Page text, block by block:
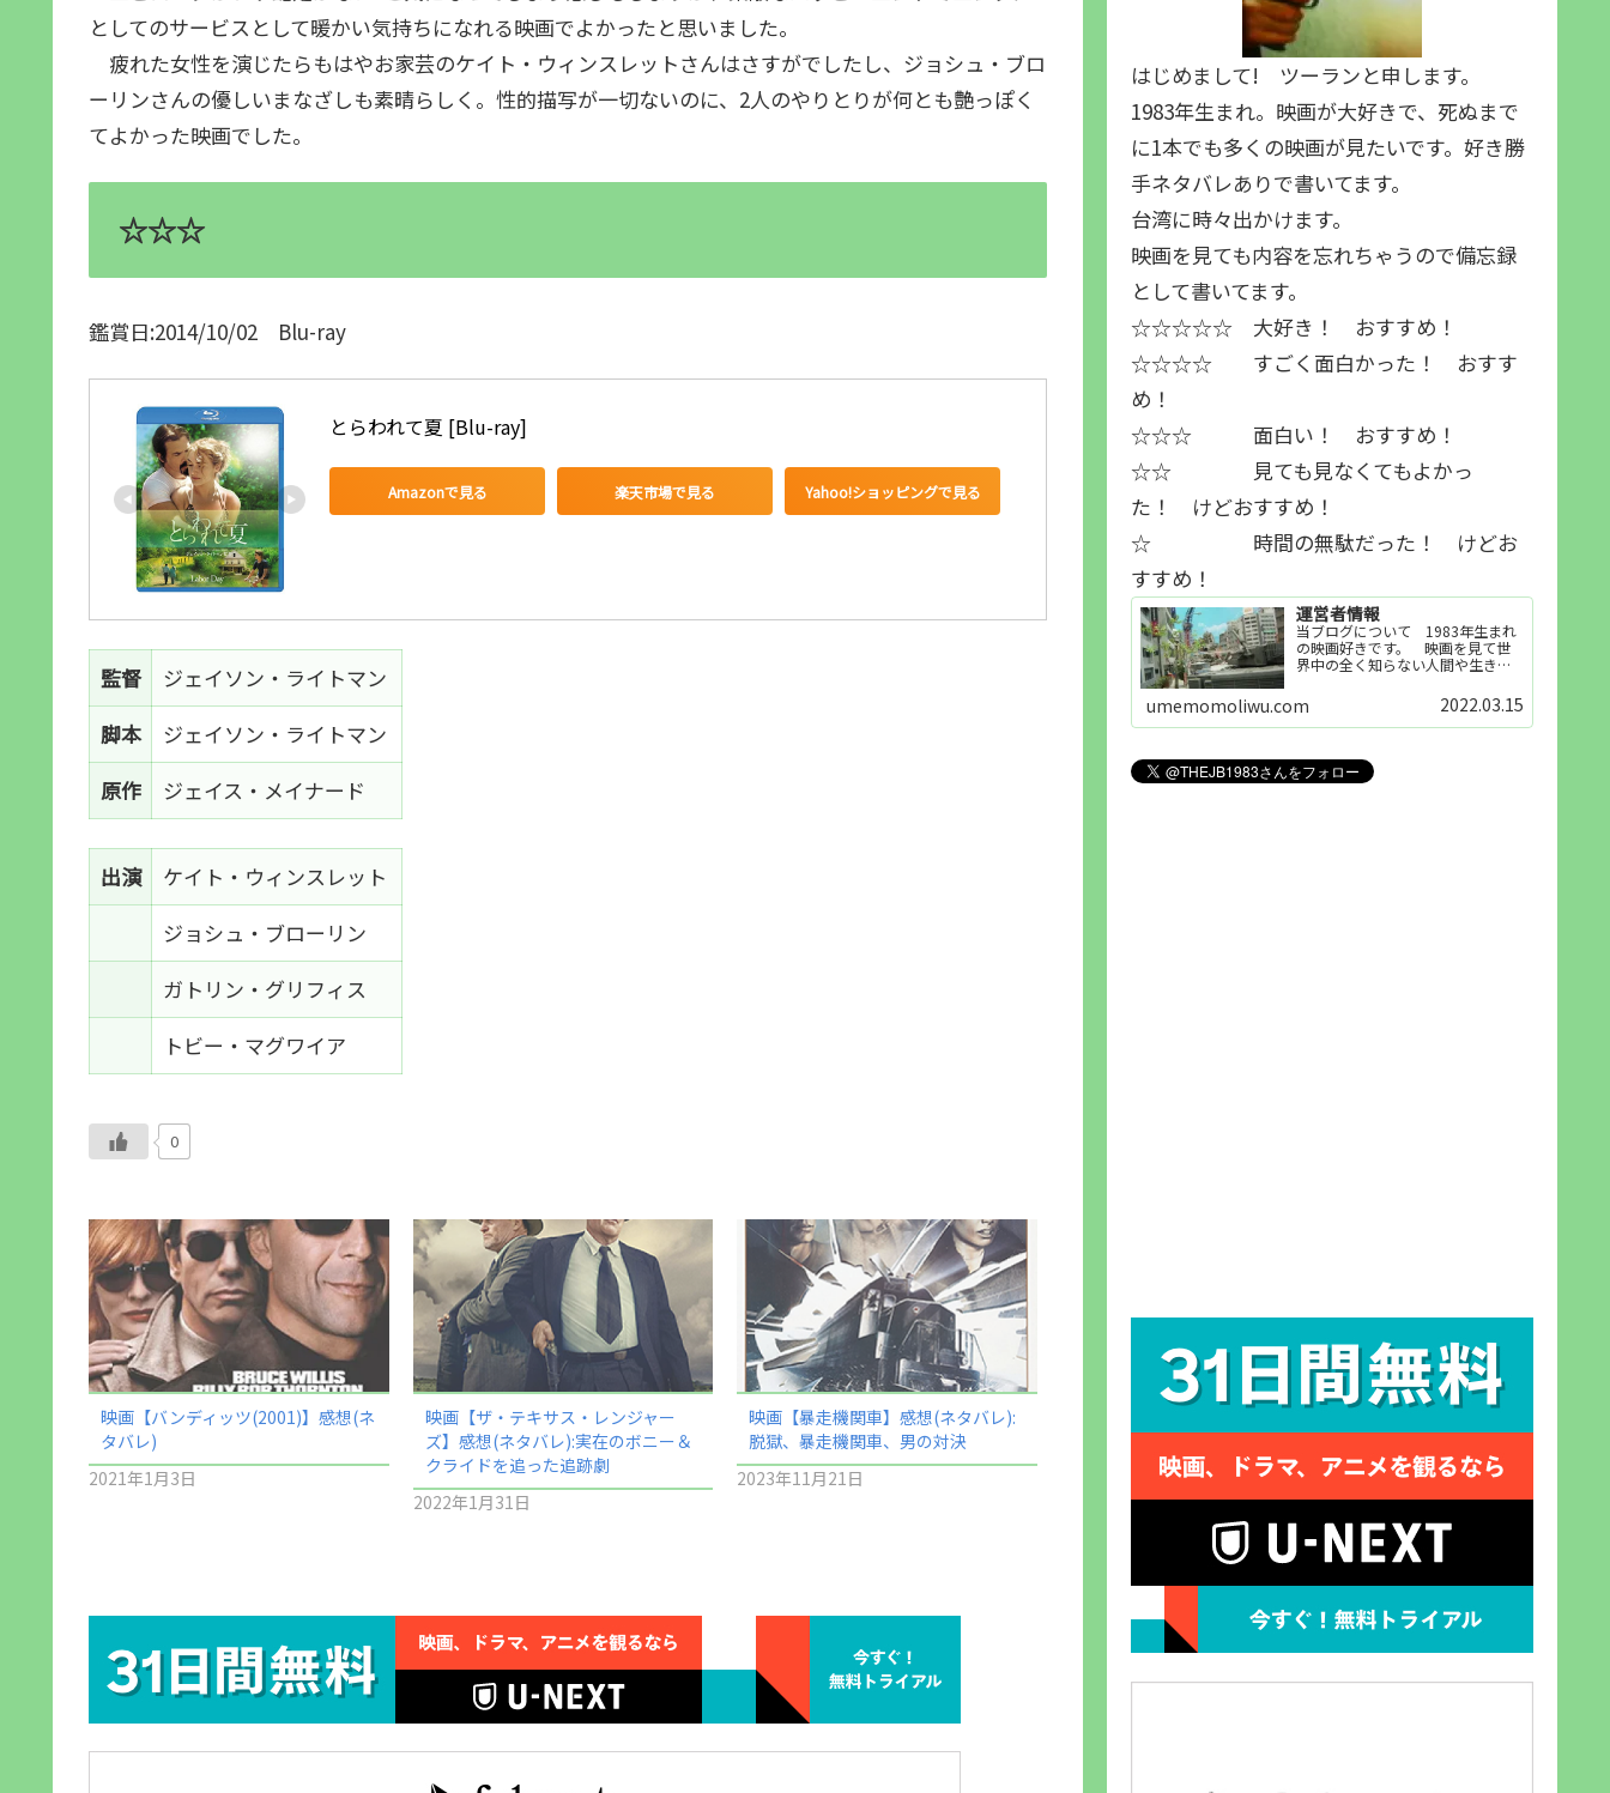
としてのサービスとして暖かい気持ちになれる映画でよかったと思いました。
疲れた女性を演じたらもはやお家芸のケイト・ウィンスレットさんはさすがでしたし、ジョシュ・ブロ
ーリンさんの優しいまなざしも素晴らしく。性的描写が一切ないのに、2人のやりとりが何とも艶っぽく
てよかった映画でした。
☆☆☆
鑑賞日:2014/10/02 Blu-ray
とらわれて夏 [Blu-ray]
Amazonで見る 楽天市場で見る Yahoo!ショッピングで見る
監督
ジェイソン・ライトマン
脚本
ジェイソン・ライトマン
原作
ジェイス・メイナード
出演
ケイト・ウィンスレット
ジョシュ・ブローリン
ガトリン・グリフィス
トビー・マグワイア
0
映画【バンディッツ(2001)】感想(ネ
タバレ)
2021年1月3日
映画【ザ・テキサス・レンジャー
ズ】感想(ネタバレ):実在のボニー＆
クライドを追った追跡劇
2022年1月31日
映画【暴走機関車】感想(ネタバレ):
脱獄、暴走機関車、男の対決
2023年11月21日
はじめまして! ツーランと申します。
1983年生まれ。映画が大好きで、死ぬまで
に1本でも多くの映画が見たいです。好き勝
手ネタバレありで書いてます。
台湾に時々出かけます。
映画を見ても内容を忘れちゃうので備忘録
として書いてます。
☆☆☆☆☆ 大好き！ おすすめ！
☆☆☆☆ すごく面白かった！ おすす
め！
☆☆☆ 面白い！ おすすめ！
☆☆ 見ても見なくてもよかっ
た！ けどおすすめ！
☆ 時間の無駄だった！ けどお
すすめ！
運営者情報
当ブログについて 1983年生まれ
の映画好きです。 映画を見て世
界中の全く知らない人間や生き物
世界知らない世界に触れることが
好きで映画を見てます。「映画を
見られれば幸福度を高い」とわか
umemomoliwu.com 2022.03.15